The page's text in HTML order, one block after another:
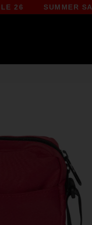
SUMMER SALE 26